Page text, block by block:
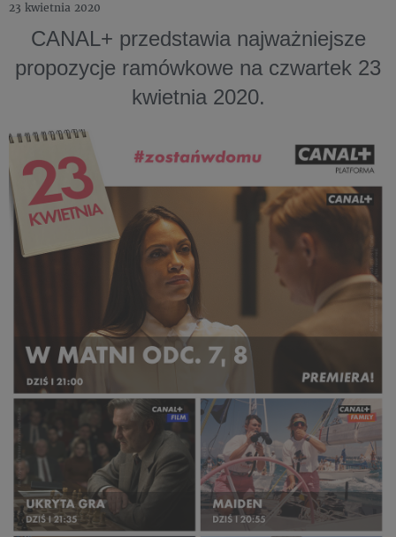
23 kwietnia 2020
CANAL+ przedstawia najważniejsze
propozycje ramówkowe na czwartek 23
kwietnia 2020.